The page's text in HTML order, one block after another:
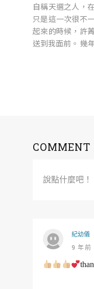
自稱天選之人，
只是這一次很不
起來的時候，許
送到我面前。 幾
COMMENT
說點什麼吧！
紀幼儀
9 年前